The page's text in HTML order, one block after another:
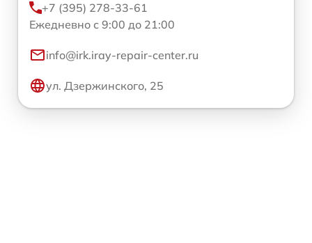
+7 (395) 278-33-61
Ежедневно с 9:00 до 21:00
info@irk.iray-repair-center.ru
ул. Дзержинского, 25